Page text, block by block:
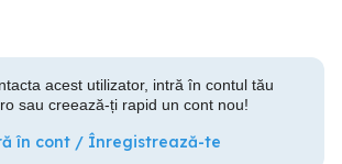
acest utilizator, intră în contul tău
sau creează-ți rapid un cont nou!
în cont / Înregistrează-te